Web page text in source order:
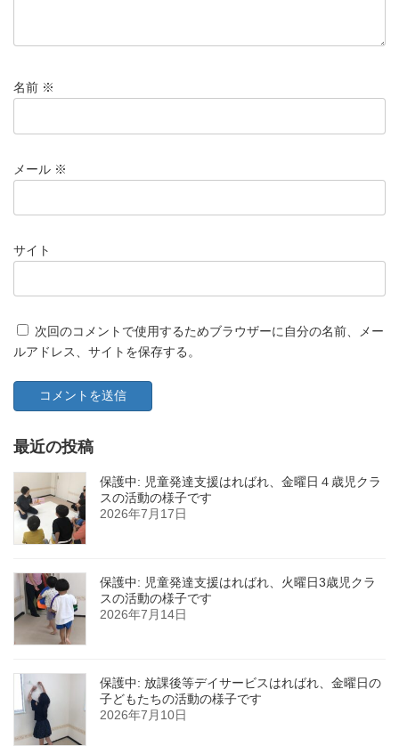
名前 ※
メール ※
サイト
次回のコメントで使用するためブラウザーに自分の名前、メー
ルアドレス、サイトを保存する。
最近の投稿
保護中: 児童発達支援はればれ、金曜日４歳児クラ
スの活動の様子です
2026年7月17日
保護中: 児童発達支援はればれ、火曜日3歳児クラ
スの活動の様子です
2026年7月14日
保護中: 放課後等デイサービスはればれ、金曜日の
子どもたちの活動の様子です
2026年7月10日